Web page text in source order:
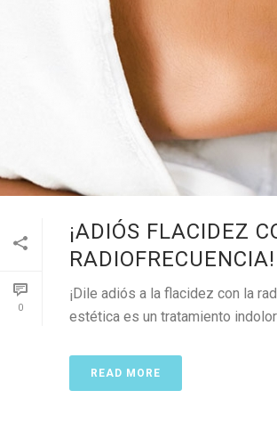
0
¡ADIÓS FLACIDEZ
RADIOFRECUENCIA!
¡Dile adiós a la flacidez con la
estética es un tratamiento
READ MORE